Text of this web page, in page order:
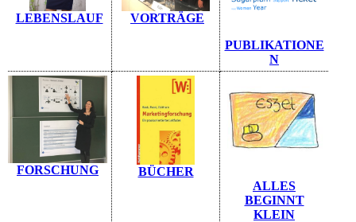
LEBENSLAUF VORTRÄGE
PUBLIKATIONE
N
FORSCHUNG
BÜCHER
ALLES
BEGINNT
KLEIN